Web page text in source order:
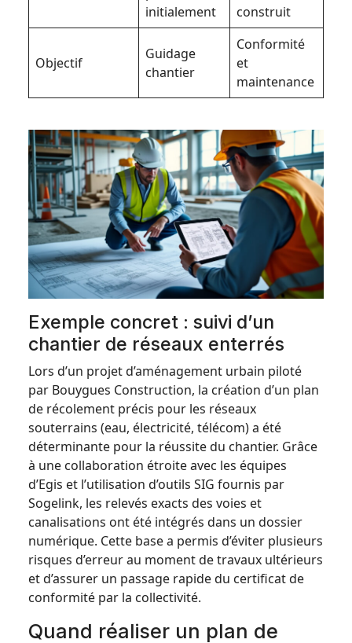
initialement
construit
Objectif
Guidage
chantier
Conformité
et
maintenance
Exemple concret : suivi d’un
chantier de réseaux enterrés
Lors d’un projet d’aménagement urbain piloté
par Bouygues Construction, la création d’un plan
de récolement précis pour les réseaux
souterrains (eau, électricité, télécom) a été
déterminante pour la réussite du chantier. Grâce
à une collaboration étroite avec les équipes
d’Egis et l’utilisation d’outils SIG fournis par
Sogelink, les relevés exacts des voies et
canalisations ont été intégrés dans un dossier
numérique. Cette base a permis d’éviter plusieurs
risques d’erreur au moment de travaux ultérieurs
et d’assurer un passage rapide du certificat de
conformité par la collectivité.
Quand réaliser un plan de